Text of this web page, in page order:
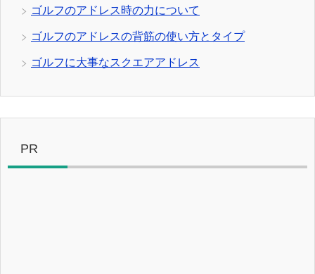
ゴルフのアドレス時の力について
ゴルフのアドレスの背筋の使い方とタイプ
ゴルフに大事なスクエアアドレス
PR